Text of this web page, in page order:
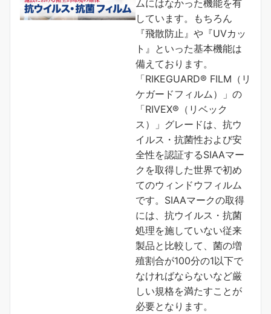
ムにはなかった機能を有
しています。もちろん
『飛散防止』や『UVカッ
ト』といった基本機能は
備えております。
「RIKEGUARD® FILM（リ
ケガードフィルム）」の
「RIVEX®（リベック
ス）」グレードは、抗ウ
イルス・抗菌性および安
全性を認証するSIAAマー
クを取得した世界で初め
てのウィンドウフィルム
です。SIAAマークの取得
には、抗ウイルス・抗菌
処理を施していない従来
製品と比較して、菌の増
殖割合が100分の1以下で
なければならないなど厳
しい規格を満たすことが
必要となります。